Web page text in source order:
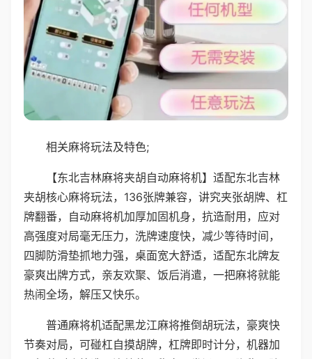
相关麻将玩法及特色;
【东北吉林麻将夹胡自动麻将机】适配东北吉林
夹胡核心麻将玩法，136张牌兼容，讲究夹张胡牌、杠
牌翻番，自动麻将机加厚加固机身，抗造耐用，应对
高强度对局毫无压力，洗牌速度快，减少等待时间，
四脚防滑垫抓地力强，桌面宽大舒适，适配东北牌友
豪爽出牌方式，亲友欢聚、饭后消遣，一把麻将就能
热闹全场，解压又快乐。
普通麻将机适配黑龙江麻将推倒胡玩法，豪爽快
节奏对局，可碰杠自摸胡牌，杠牌即时计分，机器加